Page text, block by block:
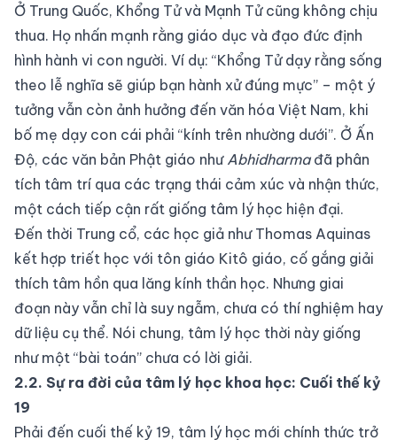
Ở Trung Quốc, Khổng Tử và Mạnh Tử cũng không chịu
thua. Họ nhấn mạnh rằng giáo dục và đạo đức định
hình hành vi con người. Ví dụ: “Khổng Tử dạy rằng sống
theo lễ nghĩa sẽ giúp bạn hành xử đúng mực” – một ý
tưởng vẫn còn ảnh hưởng đến văn hóa Việt Nam, khi
bố mẹ dạy con cái phải “kính trên nhường dưới”. Ở Ấn
Độ, các văn bản Phật giáo như Abhidharmađã phân
tích tâm trí qua các trạng thái cảm xúc và nhận thức,
một cách tiếp cận rất giống tâm lý học hiện đại.
Đến thời Trung cổ, các học giả như Thomas Aquinas
kết hợp triết học với tôn giáo Kitô giáo, cố gắng giải
thích tâm hồn qua lăng kính thần học. Nhưng giai
đoạn này vẫn chỉ là suy ngẫm, chưa có thí nghiệm hay
dữ liệu cụ thể. Nói chung, tâm lý học thời này giống
như một “bài toán” chưa có lời giải.
2.2. Sự ra đời của tâm lý học khoa học: Cuối thế kỷ
19
Phải đến cuối thế kỷ 19, tâm lý học mới chính thức trở